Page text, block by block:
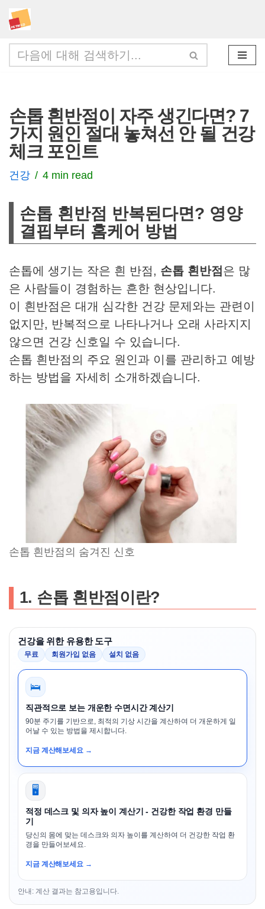
콘
텐
츠
건
너
뛰
기
손톱 흰반점이 자주 생긴다면? 7
가지 원인 절대 놓쳐선 안 될 건강
체크 포인트
건강 4 min read
손톱 흰반점 반복된다면? 영양
결핍부터 홈케어 방법
손톱에 생기는 작은 흰 반점, 손톱 흰반점은 많
은 사람들이 경험하는 흔한 현상입니다.
이 흰반점은 대개 심각한 건강 문제와는 관련이
없지만, 반복적으로 나타나거나 오래 사라지지
않으면 건강 신호일 수 있습니다.
손톱 흰반점의 주요 원인과 이를 관리하고 예방
하는 방법을 자세히 소개하겠습니다.
손톱 흰반점의 숨겨진 신호
1. 손톱 흰반점이란?
건강을 위한 유용한 도구
무료 회원가입 없음 설치 없음
🛌
직관적으로 보는 개운한 수면시간 계산기
90분 주기를 기반으로, 최적의 기상 시간을 계산하여 더 개운하게 일
어날 수 있는 방법을 제시합니다.
지금 계산해보세요 →
🖥️
적정 데스크 및 의자 높이 계산기 - 건강한 작업 환경 만들
기
당신의 몸에 맞는 데스크와 의자 높이를 계산하여 더 건강한 작업 환
경을 만들어보세요.
지금 계산해보세요 →
안내: 계산 결과는 참고용입니다.